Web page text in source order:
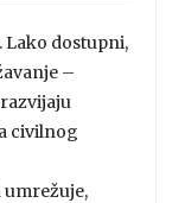
Lako dostupni,
–
civilnog
umrežuje,